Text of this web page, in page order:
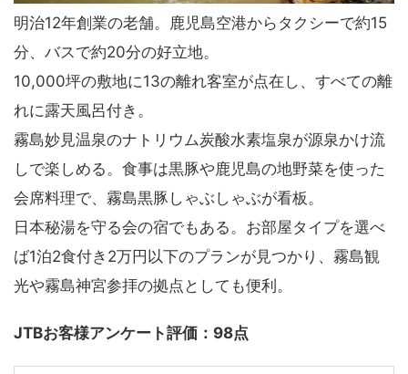
明治12年創業の老舗。鹿児島空港からタクシーで約15
分、バスで約20分の好立地。
10,000坪の敷地に13の離れ客室が点在し、すべての離
れに露天風呂付き。
霧島妙見温泉のナトリウム炭酸水素塩泉が源泉かけ流
しで楽しめる。食事は黒豚や鹿児島の地野菜を使った
会席料理で、霧島黒豚しゃぶしゃぶが看板。
日本秘湯を守る会の宿でもある。お部屋タイプを選べ
ば1泊2食付き2万円以下のプランが見つかり、霧島観
光や霧島神宮参拝の拠点としても便利。
JTBお客様アンケート評価：98点